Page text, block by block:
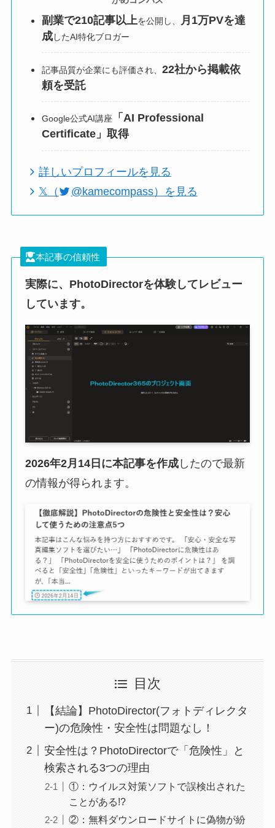
副業で210記事以上を公開し、
月1万PVを達
成したAI特化ブロガー
記事品質が企業にも評価され、22社から掲載依
頼を受託
Google公式AI講座
「AI Professional
Certificate」取得
詳しいプロフィールを見る
𝕏（
@kamecompass）を見る
本記事の信頼性
実際に、PhotoDirectorを体験してレビュー
しています。
2026年2月14日に本記事を作成 したので最新
の情報が得られます。
目次
【結論】PhotoDirector(フォトディレクタ
ー)の危険性・安全性は問題なし！
安全性は？PhotoDirectorで「危険性」と
検索される3つの理由
①：ウイルス対策ソフトで誤検出された
ことがある!?
②：無料ダウンロードサイトに偽物が紛